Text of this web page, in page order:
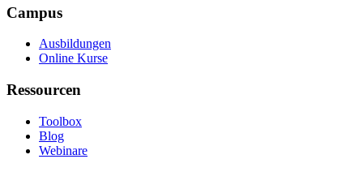
Campus
Ausbildungen
Online Kurse
Ressourcen
Toolbox
Blog
Webinare